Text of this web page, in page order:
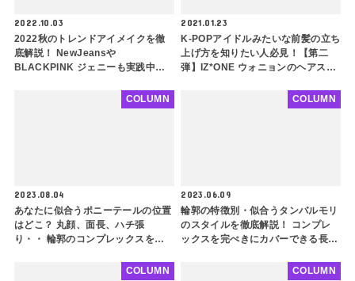
2022.10.03
2022秋のトレンドアイメイクを徹
底解説！ NewJeansや
BLACKPINK ジェニーも実践中！
ち着いた奥ゆかしさのある目元を演
2021.01.23
K-POPアイドルみたいな前髪の立ち
上げ方を知りたい人必見！【第二
弾】IZ*ONE ウォニョンのヘアスタ
2023.08.04
あなたに似合うポニーテールの位置
はどこ？ 丸顔、面長、ハチ張
り・・ 輪郭のコンプレックスをカ
COLUMN
2023.06.09
輪郭の特徴別・似合うタンバルモリ
のスタイルを徹底解説！ コンプレ
ックスを完ぺきにカバーできる長さ
してぴったりなデザインを探してみ
COLUMN
COLUMN COLUMN